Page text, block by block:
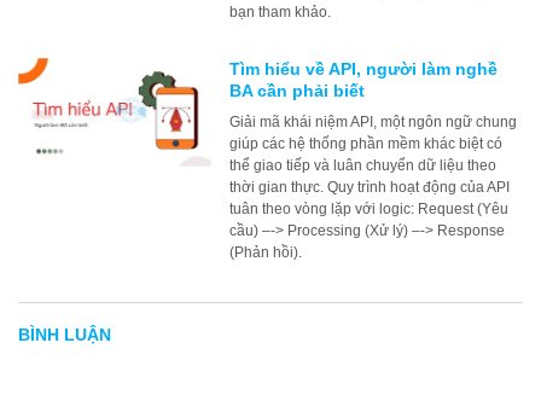
bạn tham khảo.
Tìm hiểu về API, người làm nghề
BA cần phải biết
Giải mã khái niệm API, một ngôn ngữ chung
giúp các hệ thống phần mềm khác biệt có
thể giao tiếp và luân chuyển dữ liệu theo
thời gian thực. Quy trình hoạt động của API
tuân theo vòng lặp với logic: Request (Yêu
cầu) –-> Processing (Xử lý) –-> Response
(Phản hồi).
BÌNH LUẬN